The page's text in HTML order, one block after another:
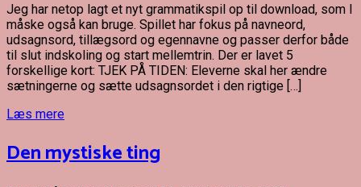
Jeg har netop lagt et nyt grammatikspil op til download, som I
måske også kan bruge. Spillet har fokus på navneord,
udsagnsord, tillægsord og egennavne og passer derfor både
til slut indskoling og start mellemtrin. Der er lavet 5
forskellige kort: TJEK PÅ TIDEN: Eleverne skal her ændre
sætningerne og sætte udsagnsordet i den rigtige […]
Læs mere
Den mystiske ting